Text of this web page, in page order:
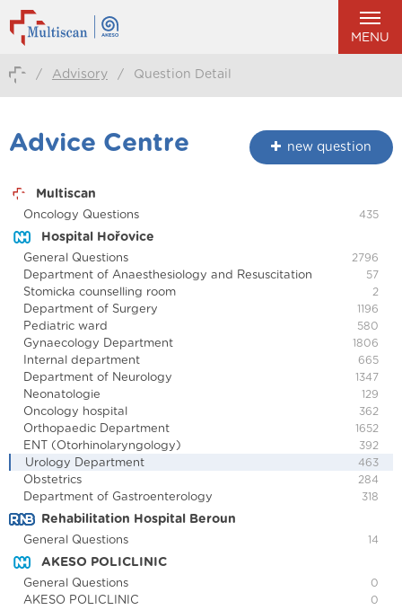
MENU
/ Advisory / Question Detail
Advice Centre new question
Multiscan
Oncology Questions 435
Hospital Hořovice
General Questions 2796
Department of Anaesthesiology and Resuscitation 57
Stomicka counselling room 2
Department of Surgery 1196
Pediatric ward 580
Gynaecology Department 1806
Internal department 665
Department of Neurology 1347
Neonatologie 129
Oncology hospital 362
Orthopaedic Department 1652
ENT (Otorhinolaryngology) 392
Urology Department 463
Obstetrics 284
Department of Gastroenterology 318
Rehabilitation Hospital Beroun
General Questions 14
AKESO POLICLINIC
General Questions 0
AKESO POLICLINIC 0